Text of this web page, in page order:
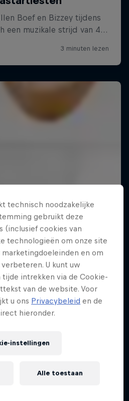
technisch noodzakelijke
gebruikt deze
(inclusief cookies van
technologieën om onze site
en om
U kunt uw
intrekken via de Cookie-
van de website. Voor
u ons Privacybeleid en de
hieronder.
instellingen
Alle toestaan